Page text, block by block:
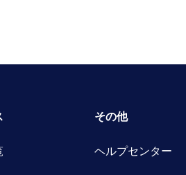
その他
ヘルプセンター